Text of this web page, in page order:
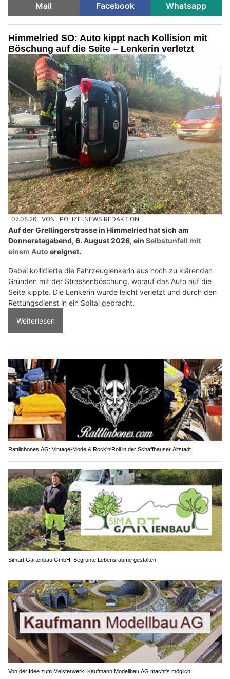
Mail
Facebook Whatsapp
Himmelried SO: Auto kippt nach Kollision mit
Böschung auf die Seite – Lenkerin verletzt
07.08.26 VON POLIZEI.NEWS REDAKTION
Auf der Grellingerstrasse in Himmelried hat sich am
Donnerstagabend, 6. August 2026, ein Selbstunfall mit
einem Auto ereignet.
Dabei kollidierte die Fahrzeuglenkerin aus noch zu klärenden
Gründen mit der Strassenböschung, worauf das Auto auf die
Seite kippte. Die Lenkerin wurde leicht verletzt und durch den
Rettungsdienst in ein Spital gebracht.
Weiterlesen
Rattlinbones AG: Vintage-Mode & Rock'n'Roll in der Schaffhauser Altstadt
Simart Gartenbau GmbH: Begrünte Lebensräume gestalten
Von der Idee zum Meisterwerk: Kaufmann Modellbau AG macht's möglich